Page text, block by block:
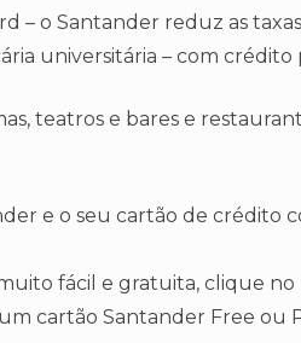
– o Santander reduz as
universitária – com crédito
teatros e bares e
e o seu cartão de crédito
fácil e gratuita, clique
cartão Santander Free ou